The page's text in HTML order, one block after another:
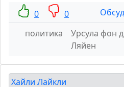
0 0
политика
Урсула фон
Ляйен
Хайли Лайкли